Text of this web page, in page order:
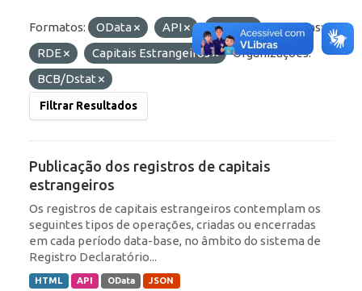
Formatos: OData API HTML
Etiquetas:
RDE
Capitais Estrangeiros
Organizações:
BCB/Dstat
Filtrar Resultados
Publicação dos registros de capitais
estrangeiros
Os registros de capitais estrangeiros contemplam os
seguintes tipos de operações, criadas ou encerradas
em cada período data-base, no âmbito do sistema de
Registro Declaratório...
HTML API OData JSON